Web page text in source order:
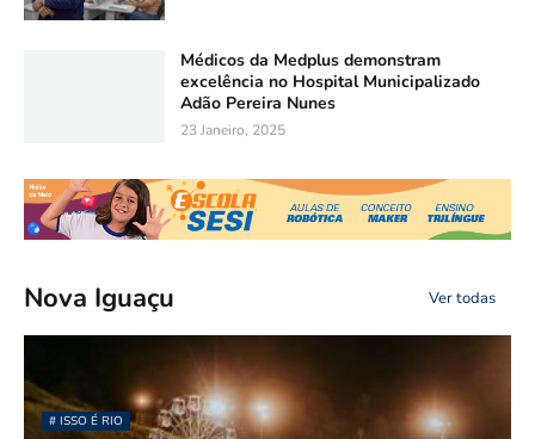
Médicos da Medplus demonstram
excelência no Hospital Municipalizado
Adão Pereira Nunes
23 Janeiro, 2025
Nova Iguaçu Ver todas
# ISSO É RIO